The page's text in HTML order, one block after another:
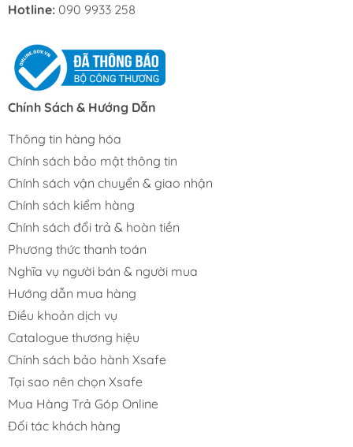
Hotline: 090 9933 258
Chính Sách & Hướng Dẫn
Thông tin hàng hóa
Chính sách bảo mật thông tin
Chính sách vận chuyển & giao nhận
Chính sách kiểm hàng
Chính sách đổi trả & hoàn tiền
Phương thức thanh toán
Nghĩa vụ người bán & người mua
Hướng dẫn mua hàng
Điều khoản dịch vụ
Catalogue thương hiệu
Chính sách bảo hành Xsafe
Tại sao nên chọn Xsafe
Mua Hàng Trả Góp Online
Đối tác khách hàng